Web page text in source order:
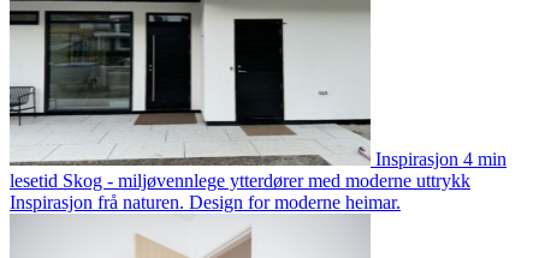
Inspirasjon 4 min
lesetid Skog - miljøvennlege ytterdører med moderne uttrykk
Inspirasjon frå naturen. Design for moderne heimar.